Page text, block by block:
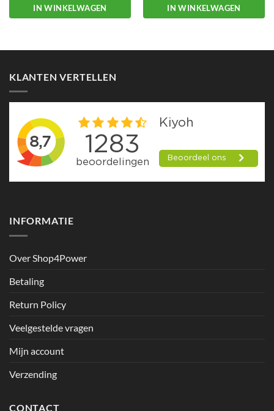
IN WINKELWAGEN IN WINKELWAGEN
KLANTEN VERTELLEN
INFORMATIE
Over Shop4Power
Betaling
Return Policy
Veelgestelde vragen
Mijn account
Verzending
CONTACT